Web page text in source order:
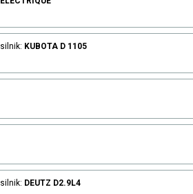
silnik: KUBOTA D 1105
silnik: DEUTZ D2.9L4